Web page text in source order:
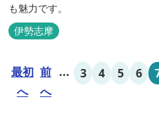
も魅力です。
伊勢志摩
最初
へ
前
へ
... 3 4 5 6